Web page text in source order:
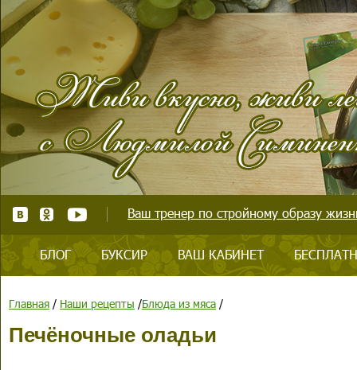
Ваш тренер по стройному образу
БЛОГ БУКСИР ВАШ КАБИНЕТ
Главная / Наши рецепты /Блюда из мяса /
Печёночные оладьи